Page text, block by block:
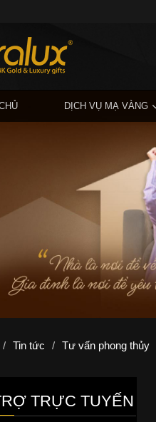
DỊCH VỤ MẠ VÀNG
/ Tin tức / Tư vấn phong thủy
TRỰC TUYẾN